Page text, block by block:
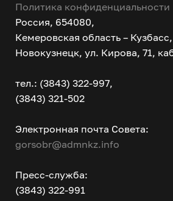
Политика конфиденциальности
Россия, 654080,
Кемеровская область – Кузбасс,
Новокузнецк, ул. Кирова, 71,
тел.: (3843) 322-997,
(3843) 321-502
Электронная почта Совета:
gorsobr@admnkz.info
Пресс-служба:
(3843) 322-991